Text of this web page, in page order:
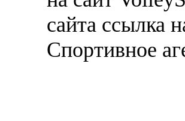
сайта ссылка
Спортивное